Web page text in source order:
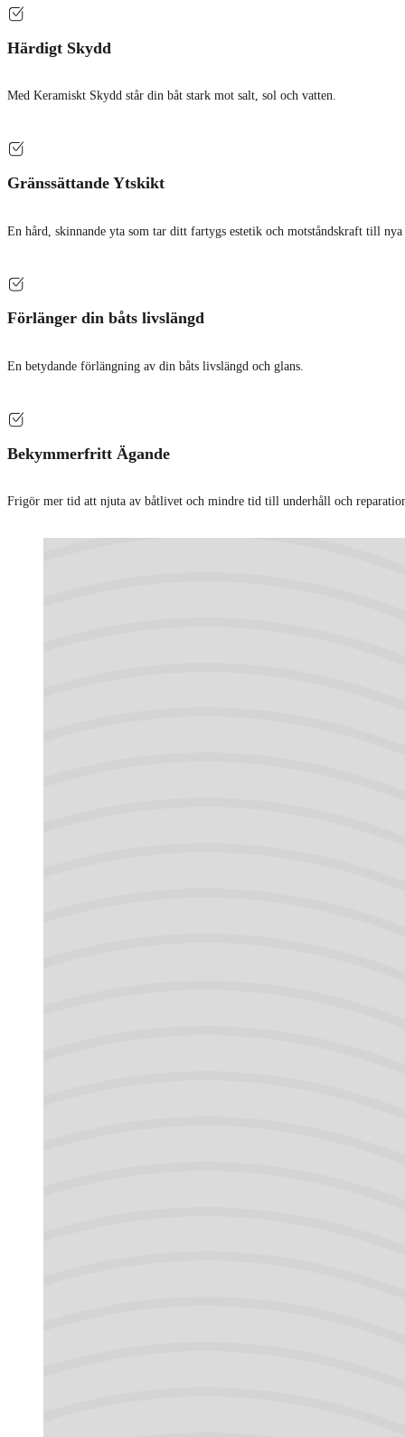
Härdigt Skydd
Med Keramiskt Skydd står din båt stark mot salt, sol och vatten.
Gränssättande Ytskikt
En hård, skinnande yta som tar ditt fartygs estetik och motståndskraft till nya
Förlänger din båts livslängd
En betydande förlängning av din båts livslängd och glans.
Bekymmerfritt Ägande
Frigör mer tid att njuta av båtlivet och mindre tid till underhåll och